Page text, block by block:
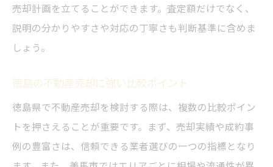
売却計画を立てることができます。査定額だけでなく、
説明の分かりやすさや対応の丁寧さも判断基準に含めま
しょう。
徳島の不動産売却に強い比較ポイント
徳島県で不動産売却を検討する際は、複数の比較ポイン
トを押さえることが重要です。まず、売却実績や成約事
例の豊富さは、信頼できる業者選びの一つの指標となり